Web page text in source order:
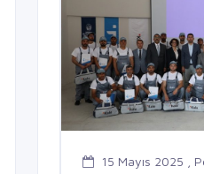
15 Mayıs 2025 ,